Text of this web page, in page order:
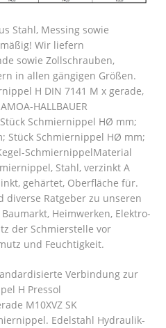
Stahl, Messing sowie
Wir liefern
sowie Zollschrauben,
in allen gängigen Größen.
H DIN 7141 M x gerade,
HALLBAUER
Schmiernippel HØ mm;
Stück Schmiernippel HØ mm;
SchmiernippelMaterial
Stahl, verzinkt A
gehärtet, Oberfläche für.
Ratgeber zu unseren
Heimwerken, Elektro-
der Schmierstelle vor
und Feuchtigkeit.
Verbindung zur
H Pressol
M10XVZ SK
Edelstahl Hydraulik-